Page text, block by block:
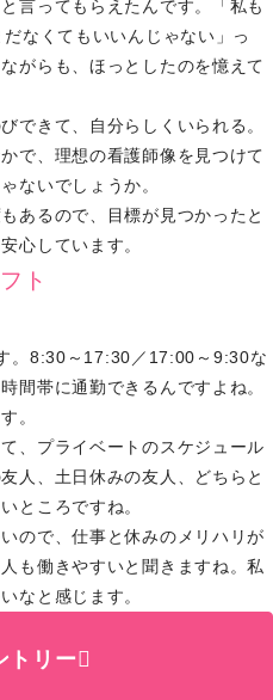
言ってもらえたんです。「私も
なくてもいいんじゃない」っ
がらも、ほっとしたのを憶えて
できて、自分らしくいられる。
で、理想の看護師像を見つけて
ないでしょうか。
あるので、目標が見つかったと
心しています。
ト
。8:30～17:30／17:00～9:30な
間帯に通勤できるんですよね。
。
、プライベートのスケジュール
人、土日休みの友人、どちらと
ところですね。
ので、仕事と休みのメリハリが
も働きやすいと聞きますね。私
なと感じます。
トリー